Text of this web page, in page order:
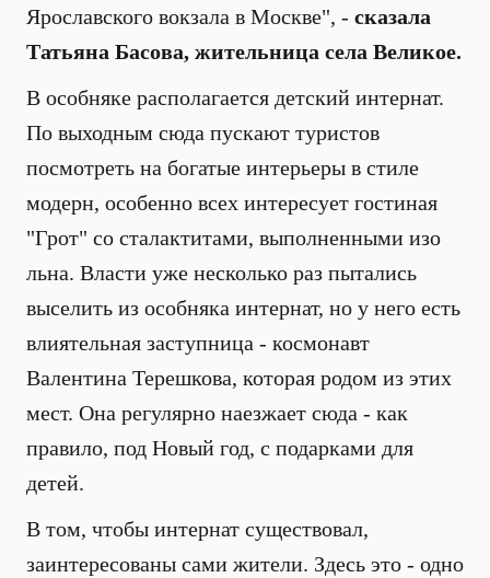
Ярославского вокзала в Москве", - сказала
Татьяна Басова, жительница села Великое.
В особняке располагается детский интернат.
По выходным сюда пускают туристов
посмотреть на богатые интерьеры в стиле
модерн, особенно всех интересует гостиная
"Грот" со сталактитами, выполненными изо
льна. Власти уже несколько раз пытались
выселить из особняка интернат, но у него есть
влиятельная заступница - космонавт
Валентина Терешкова, которая родом из этих
мест. Она регулярно наезжает сюда - как
правило, под Новый год, с подарками для
детей.
В том, чтобы интернат существовал,
заинтересованы сами жители. Здесь это - одно